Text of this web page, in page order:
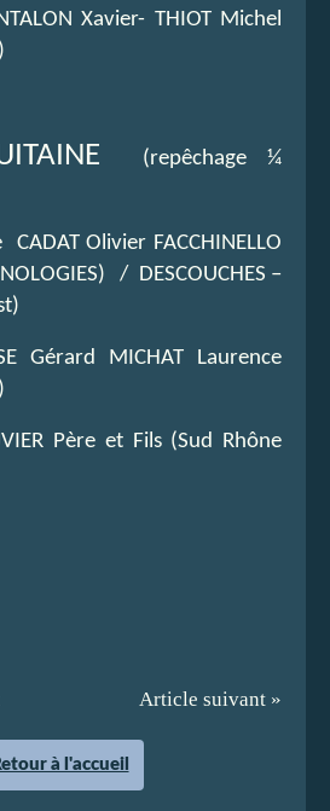
Xavier- THIOT Michel
(repêchage ¼
Olivier FACCHINELLO
/ DESCOUCHES –
Gérard MICHAT Laurence
Père et Fils (Sud Rhône
Article suivant »
à l'accueil